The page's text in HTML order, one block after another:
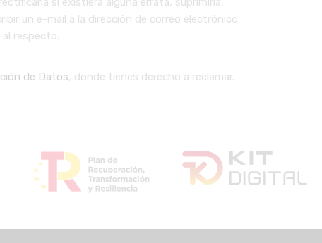
un e-mail a la dirección de correo electrónico
respecto.
de Datos, donde tienes derecho a reclamar.